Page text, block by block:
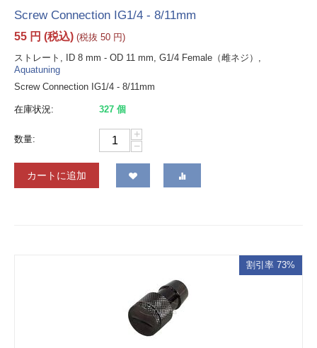
Screw Connection IG1/4 - 8/11mm
55 円 (税込) (税抜 50 円)
ストレート, ID 8 mm - OD 11 mm, G1/4 Female（雌ネジ）,
Aquatuning
Screw Connection IG1/4 - 8/11mm
在庫状況: 327 個
数量:
+
−
カートに追加
割引率 73%